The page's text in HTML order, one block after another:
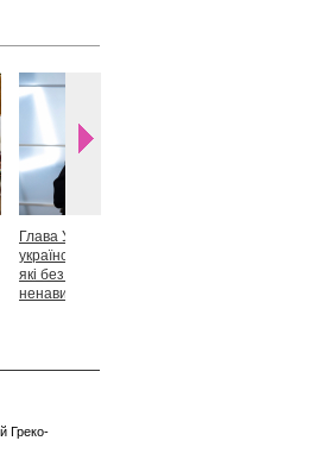
Глава УГКЦ: «Я горджуся
українськими патріотами,
які без найменшої краплі
ненависті готові захищати
Греко-